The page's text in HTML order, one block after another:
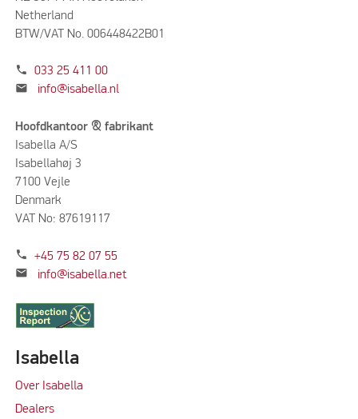
Netherland
BTW/VAT No. 006448422B01
phone 033 25 411 00
mail info@isabella.nl
Hoofdkantoor & fabrikant
Isabella A/S
Isabellahøj 3
7100 Vejle
Denmark
VAT No: 87619117
phone +45 75 82 07 55
mail info@isabella.net
Isabella
Over Isabella
Dealers